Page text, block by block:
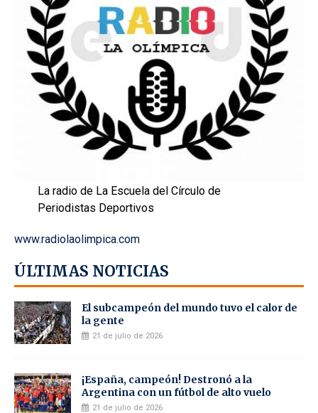
La radio de La Escuela del Círculo de
Periodistas Deportivos
www.radiolaolimpica.com
ÚLTIMAS NOTICIAS
El subcampeón del mundo tuvo el calor de
la gente
21 de julio de 2026
¡España, campeón! Destronó a la
Argentina con un fútbol de alto vuelo
21 de julio de 2026